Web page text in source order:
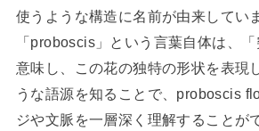
使うような構造に名前が由来してい
「proboscis」という言葉自体は、
意味し、この花の独特の形状を表現
うな語源を知ることで、proboscis
ジや文脈を一層深く理解することが